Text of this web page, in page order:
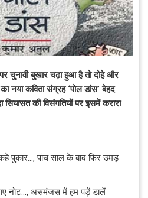
चुनावी बुखार चढ़ा हुआ है तो दोहे और
नया कविता संग्रह ‘पोल डांस’ बेहद
सियासत की विसंगतियों पर इसमें करारा
पुकार..., पांच साल के बाद फिर उमड़
नोट..., असमंजस में हम पड़ें डालें